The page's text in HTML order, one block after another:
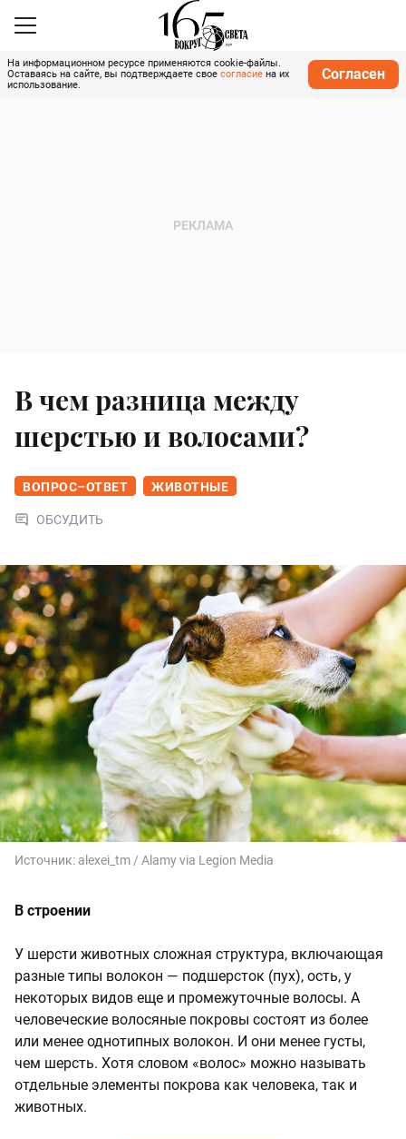
На информационном ресурсе применяются cookie-файлы.
Оставаясь на сайте, вы подтверждаете свое согласие на их
использование.
Согласен
В чем разница между
шерстью и волосами?
ВОПРОС–ОТВЕТ ЖИВОТНЫЕ
ОБСУДИТЬ
Источник: alexei_tm / Alamy via Legion Media
В строении
У шерсти животных сложная структура, включающая
разные типы волокон — подшерсток (пух), ость, у
некоторых видов еще и промежуточные волосы. А
человеческие волосяные покровы состоят из более
или менее однотипных волокон. И они менее густы,
чем шерсть. Хотя словом «волос» можно называть
отдельные элементы покрова как человека, так и
животных.